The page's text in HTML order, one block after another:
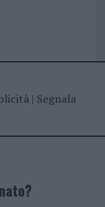
| Segnala